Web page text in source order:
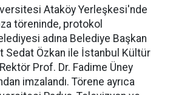
Ataköy Yerleşkesi'nde
töreninde, protokol
adına Belediye Başkan
Sedat Özkan ile İstanbul Kültür
Prof. Dr. Fadime Üney
imzalandı. Törene ayrıca